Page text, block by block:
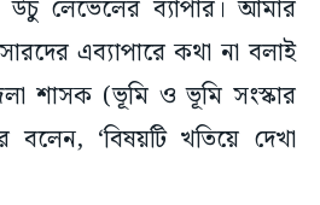
লেভেলের ব্যাপার। আমার
এব্যাপারে কথা না বলাই
শাসক (ভূমি ও ভূমি সংস্কার
‘বিষয়টি খতিয়ে দেখা